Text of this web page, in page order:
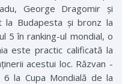
George Dragomir și
la Budapesta și bronz la
5 în ­ranking-ul mondial, o
este practic calificată la
acestui loc. Răzvan
la Cupa Mondială de la